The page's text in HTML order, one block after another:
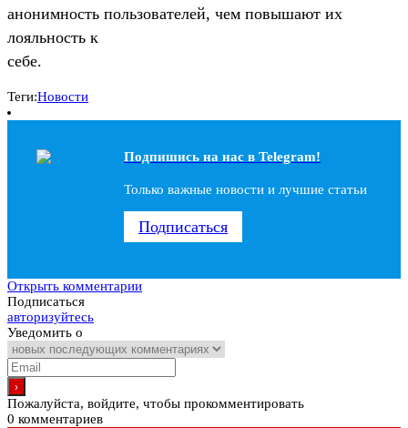
анонимность пользователей, чем повышают их
лояльность к
себе.
Теги:Новости
Подпишись на наc в Telegram!
Только важные новости и лучшие статьи
Подписаться
Открыть комментарии
Подписаться
авторизуйтесь
Уведомить о
Пожалуйста, войдите, чтобы прокомментировать
0 комментариев